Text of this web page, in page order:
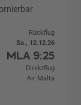
Rückflug
Sa., 12.12.26
MLA 9:25
Direktflug
Air Malta